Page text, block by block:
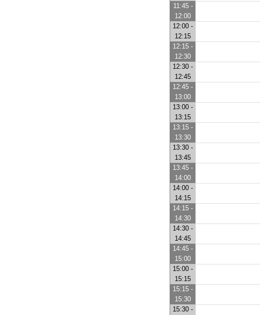
11:45 -
12:00
12:00 -
12:15
12:15 -
12:30
12:30 -
12:45
12:45 -
13:00
13:00 -
13:15
13:15 -
13:30
13:30 -
13:45
13:45 -
14:00
14:00 -
14:15
14:15 -
14:30
14:30 -
14:45
14:45 -
15:00
15:00 -
15:15
15:15 -
15:30
15:30 -